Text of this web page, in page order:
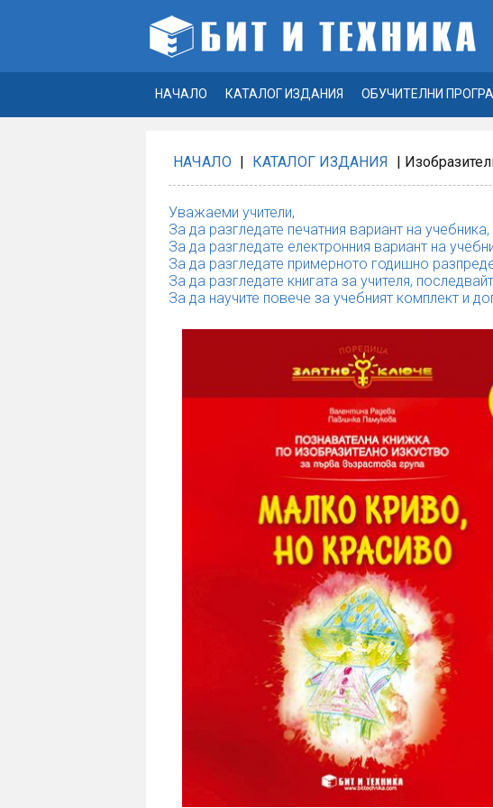
НАЧАЛО КАТАЛОГ ИЗДАНИЯ ОБУЧИТЕЛНИ
НАЧАЛО | КАТАЛОГ ИЗДАНИЯ |
Уважаеми учители,
За да разгледате печатния вариант на
За да разгледате електронния вариант на
За да разгледате примерното годишно
За да разгледате книгата за учителя,
За да научите повече за учебният комплект и